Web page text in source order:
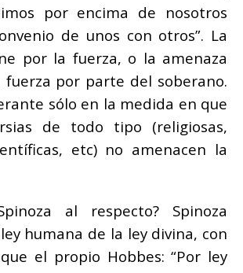
por encima de nosotros
de unos con otros”. La
por la fuerza, o la amenaza
fuerza por parte del soberano.
sólo en la medida en que
de todo tipo (religiosas,
etc) no amenacen la
al respecto? Spinoza
humana de la ley divina, con
el propio Hobbes: “Por ley